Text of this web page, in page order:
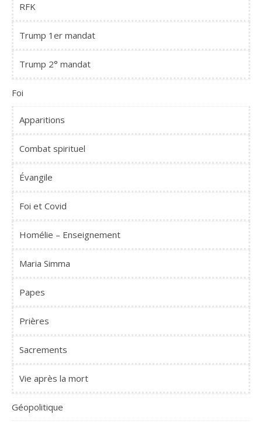
RFK
Trump 1er mandat
Trump 2° mandat
Foi
Apparitions
Combat spirituel
Évangile
Foi et Covid
Homélie – Enseignement
Maria Simma
Papes
Prières
Sacrements
Vie après la mort
Géopolitique